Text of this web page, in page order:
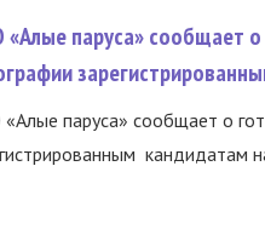
паруса» сообщает о
паруса» сообщает о
кандидатам